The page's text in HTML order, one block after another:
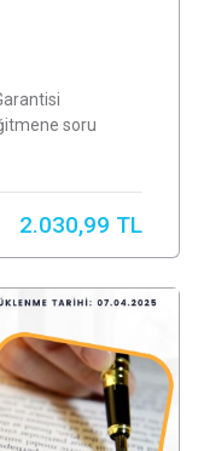
soru
2.030,99 TL